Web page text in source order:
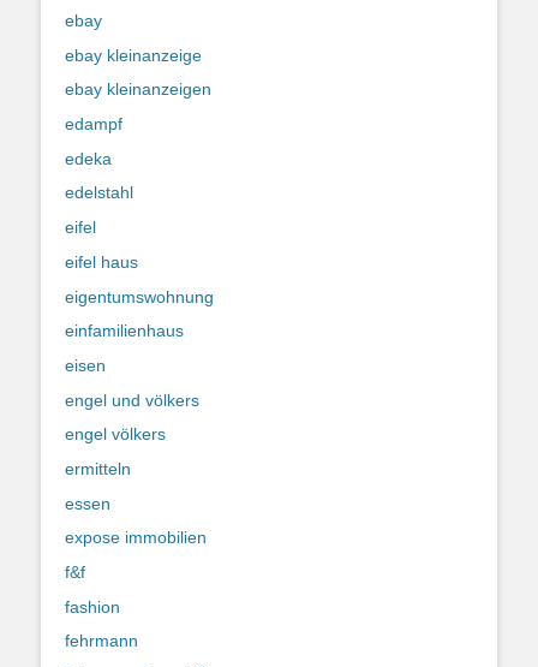
ebay
ebay kleinanzeige
ebay kleinanzeigen
edampf
edeka
edelstahl
eifel
eifel haus
eigentumswohnung
einfamilienhaus
eisen
engel und völkers
engel völkers
ermitteln
essen
expose immobilien
f&f
fashion
fehrmann